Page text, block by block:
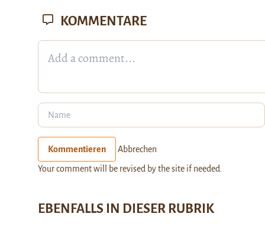
KOMMENTARE
Kommentieren Abbrechen
Your comment will be revised by the site if needed.
EBENFALLS IN DIESER RUBRIK